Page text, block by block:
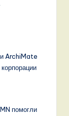
и ArchiMate
помогли